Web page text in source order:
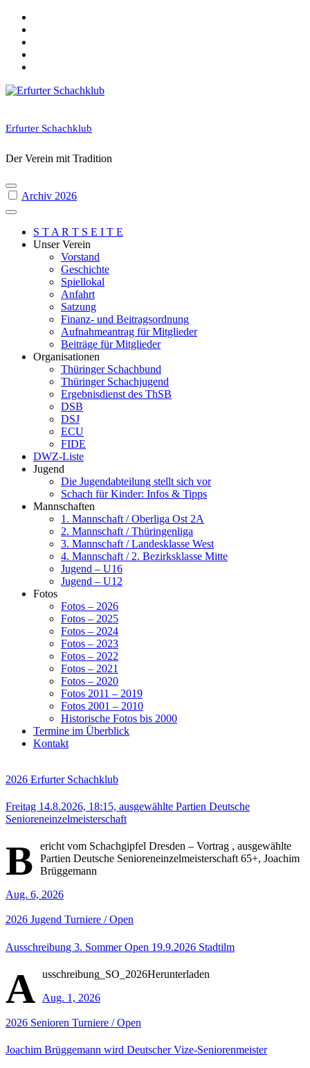
Skip
content
Erfurter Schachklub
Der Verein mit Tradition
Archiv 2026
S T A R T S E I T E
Unser Verein
Vorstand
Geschichte
Spiellokal
Anfahrt
Satzung
Finanz- und Beitragsordnung
Aufnahmeantrag für Mitglieder
Beiträge für Mitglieder
Organisationen
Thüringer Schachbund
Thüringer Schachjugend
Ergebnisdienst des ThSB
DSB
DSJ
ECU
FIDE
DWZ-Liste
Jugend
Die Jugendabteilung stellt sich vor
Schach für Kinder: Infos & Tipps
Mannschaften
1. Mannschaft / Oberliga Ost 2A
2. Mannschaft / Thüringenliga
3. Mannschaft / Landesklasse West
4. Mannschaft / 2. Bezirksklasse Mitte
Jugend – U16
Jugend – U12
Fotos
Fotos – 2026
Fotos – 2025
Fotos – 2024
Fotos – 2023
Fotos – 2022
Fotos – 2021
Fotos – 2020
Fotos 2011 – 2019
Fotos 2001 – 2010
Historische Fotos bis 2000
Termine im Überblick
Kontakt
2026 Erfurter Schachklub
Freitag 14.8.2026, 18:15, ausgewählte Partien Deutsche
Senioreneinzelmeisterschaft
B
ericht vom Schachgipfel Dresden – Vortrag , ausgewählte
Partien Deutsche Senioreneinzelmeisterschaft 65+, Joachim
Brüggemann
Aug. 6, 2026
2026 Jugend Turniere / Open
Ausschreibung 3. Sommer Open 19.9.2026 Stadtilm
A usschreibung_SO_2026Herunterladen
Aug. 1, 2026
2026 Senioren Turniere / Open
Joachim Brüggemann wird Deutscher Vize-Seniorenmeister